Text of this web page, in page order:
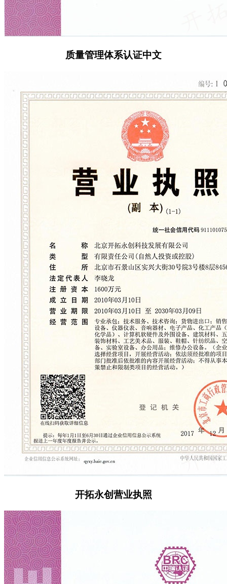
质量管理体系认证中文
开拓永创营业执照